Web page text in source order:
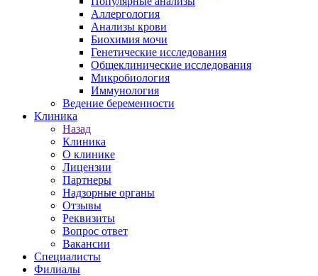
Аллергология
Анализы крови
Биохимия мочи
Генетические исследования
Общеклинические исследования
Микробиология
Иммунология
Ведение беременности
Клиника
Назад
Клиника
О клинике
Лицензии
Партнеры
Надзорные органы
Отзывы
Реквизиты
Вопрос ответ
Вакансии
Специалисты
Филиалы